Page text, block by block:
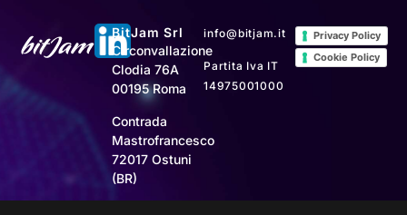
BitJam Srl
Circonvallazione
Clodia 76A
00195 Roma
Contrada
Mastrofrancesco
72017 Ostuni
(BR)
info@bitjam.it
Partita Iva IT
14975001000
Privacy Policy
Cookie Policy